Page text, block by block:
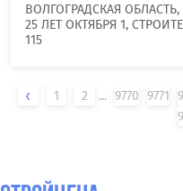
ВОЛГОГРАДСКАЯ
25 ЛЕТ ОКТЯБРЯ 1,
115
1 2 ... 9770 9771